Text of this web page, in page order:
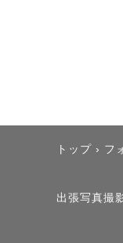
トップ › フ
出張写真撮